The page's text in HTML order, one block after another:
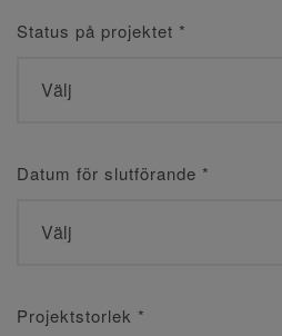
Status på projektet *
Datum för slutförande *
Projektstorlek *